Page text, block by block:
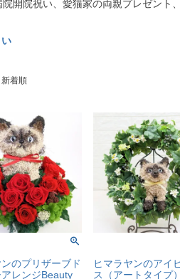
開院祝い、愛猫家の両親プレゼン
新着順
のプリザーブド
レンジBeauty
ヒマラヤンのアイ
ス（アートタイプ）